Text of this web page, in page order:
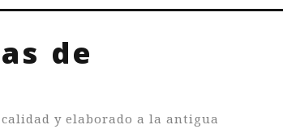
de
y elaborado a la antigua